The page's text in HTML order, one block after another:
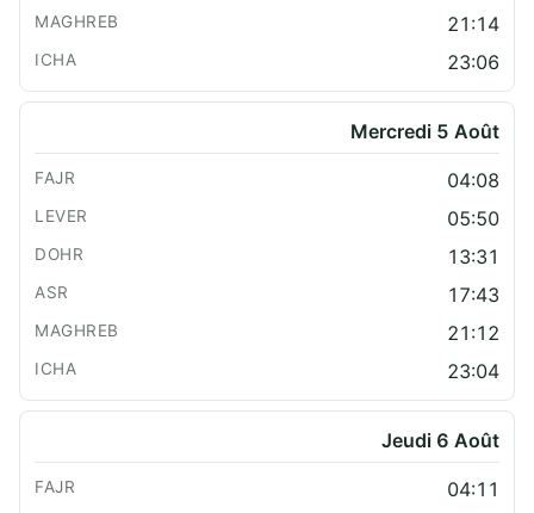
21:14
23:06
Mercredi 5 Août
04:08
05:50
13:31
17:43
21:12
23:04
Jeudi 6 Août
04:11